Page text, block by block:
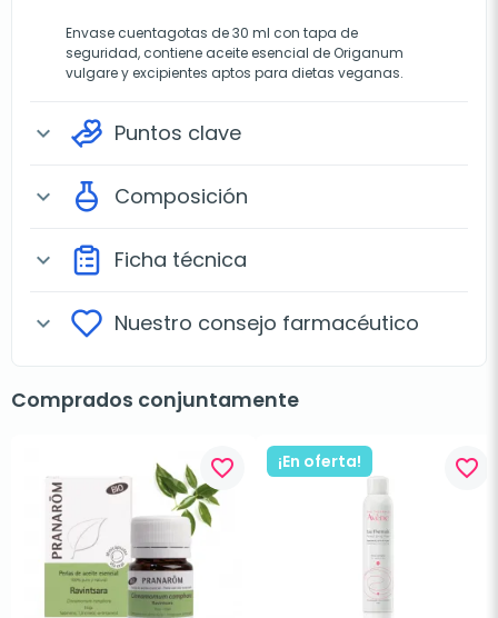
Envase cuentagotas de 30 ml con tapa de
seguridad, contiene aceite esencial de Origanum
vulgare y excipientes aptos para dietas veganas.
expand_more Puntos clave
expand_more Composición
expand_more Ficha técnica
expand_more Nuestro consejo farmacéutico
Comprados conjuntamente
favorite_border ¡En oferta! favorite_border